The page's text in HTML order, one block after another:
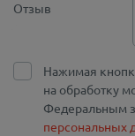
Отзыв
Нажимая
на обработку
Федеральным
персональных